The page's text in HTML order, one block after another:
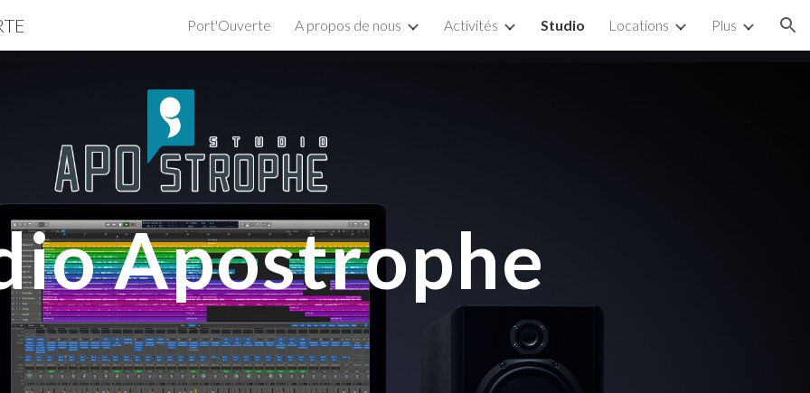
to main content Skip to navigation
Port'Ouverte A propos de nous Activités Studio Locations Plus
Apostrophe